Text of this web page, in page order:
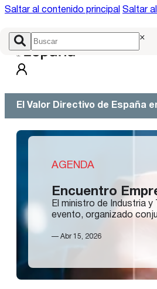
Saltar al contenido principal Saltar
×
El Valor Directivo de España
AGENDA
Encuentro
El ministro de Industria
evento, organizado
— Abr 15, 2026